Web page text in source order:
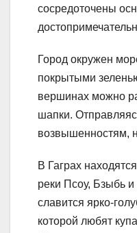
сосредоточены
Город окружен
покрытыми
вершинах можно
шапки.
возвышенностям,
В Гаграх
реки Псоу, Бзыбь
славится ярко-
которой любят